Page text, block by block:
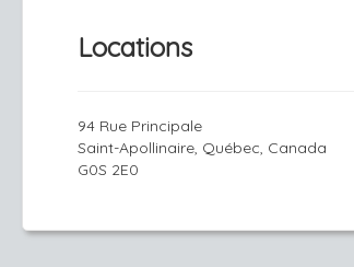
Locations
94 Rue Principale
Saint-Apollinaire, Québec, Canada
G0S 2E0